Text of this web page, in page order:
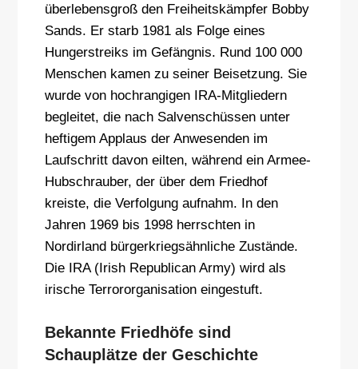
überlebensgroß den Freiheitskämpfer Bobby
Sands. Er starb 1981 als Folge eines
Hungerstreiks im Gefängnis. Rund 100 000
Menschen kamen zu seiner Beisetzung. Sie
wurde von hochrangigen IRA-Mitgliedern
begleitet, die nach Salvenschüssen unter
heftigem Applaus der Anwesenden im
Laufschritt davon eilten, während ein Armee-
Hubschrauber, der über dem Friedhof
kreiste, die Verfolgung aufnahm. In den
Jahren 1969 bis 1998 herrschten in
Nordirland bürgerkriegsähnliche Zustände.
Die IRA (Irish Republican Army) wird als
irische Terrororganisation eingestuft.
Bekannte Friedhöfe sind
Schauplätze der Geschichte